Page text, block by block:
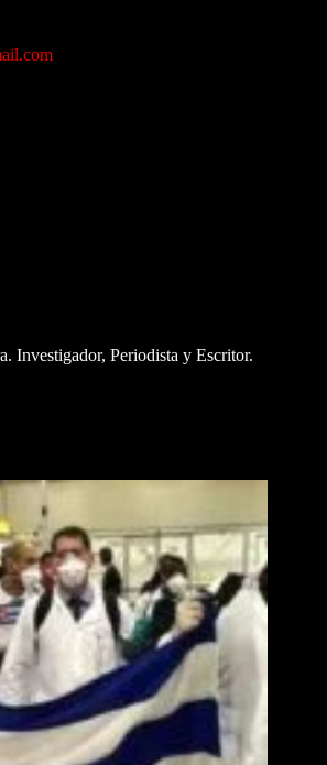
Investigador, Periodista y Escritor.